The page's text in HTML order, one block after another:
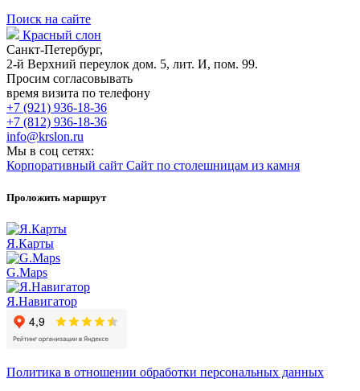
Поиск на сайте
Красный слон
Санкт-Петербург,
2-й Верхний переулок дом. 5, лит. И, пом. 99.
Просим согласовывать
время визита по телефону
+7 (921) 936-18-36
+7 (812) 936-18-36
info@krslon.ru
Мы в соц сетях:
Корпоративный сайт Сайт по столешницам из камня
Проложить маршрут
Я.Карты
G.Maps
Я.Навигатор
Политика в отношении обработки персональных данных